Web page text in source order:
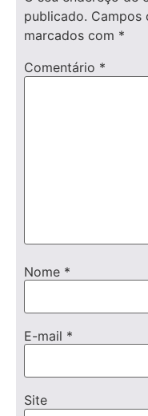
publicado. Campos
marcados com *
Comentário *
Nome *
E-mail *
Site